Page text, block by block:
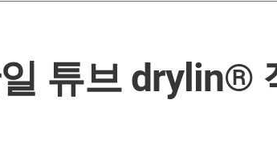
튜브 drylin®